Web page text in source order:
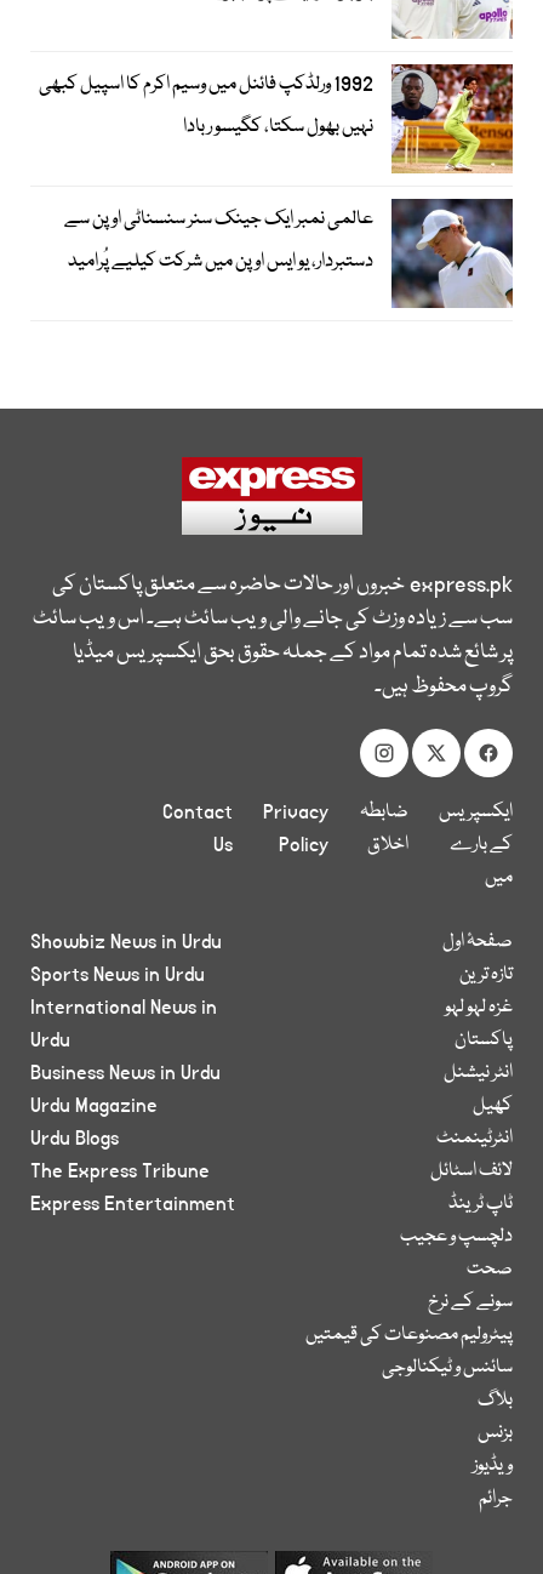
1992 ورلڈکپ فائنل میں وسیم اکرم کا اسپیل کبھی
نہیں بھول سکتا، کگیسو ربادا
عالمی نمبر ایک جینک سنر سنسناٹی اوپن سے
دستبردار، یو ایس اوپن میں شرکت کیلیے پُرامید
express.pkخبروں اور حالات حاضرہ سے متعلق پاکستان کی
سب سے زیادہ وزٹ کی جانے والی ویب سائٹ ہے۔ اس ویب سائٹ
پر شائع شدہ تمام مواد کے جملہ حقوق بحق ایکسپریس میڈیا
گروپ محفوظ ہیں۔
ایکسپریس
کے بارے
میں
ضابطہ
اخلاق
Privacy
Policy
Contact
Us
صفحۂ اول
تازہ ترین
غزہ لہو لہو
پاکستان
انٹر نیشنل
کھیل
انٹرٹینمنٹ
لائف اسٹائل
ٹاپ ٹرینڈ
دلچسپ و عجیب
صحت
سونے کے نرخ
پیٹرولیم مصنوعات کی قیمتیں
سائنس و ٹیکنالوجی
بلاگ
بزنس
ویڈیوز
جرائم
Showbiz News in Urdu
Sports News in Urdu
International News in
Urdu
Business News in Urdu
Urdu Magazine
Urdu Blogs
The Express Tribune
Express Entertainment